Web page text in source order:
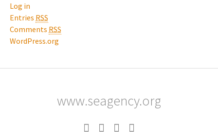
Log in
Entries RSS
Comments RSS
WordPress.org
www.seagency.org